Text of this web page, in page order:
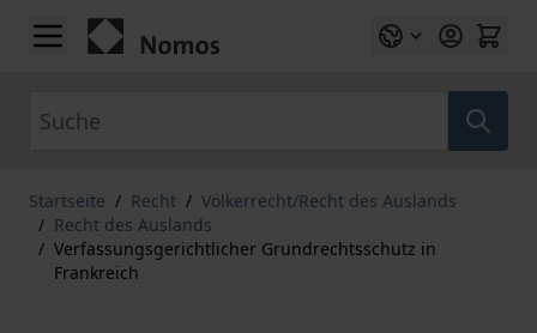
Zum Inhalt springen
Startseite / Recht / Völkerrecht/Recht des Auslands
/ Recht des Auslands
/ Verfassungsgerichtlicher Grundrechtsschutz in
Frankreich